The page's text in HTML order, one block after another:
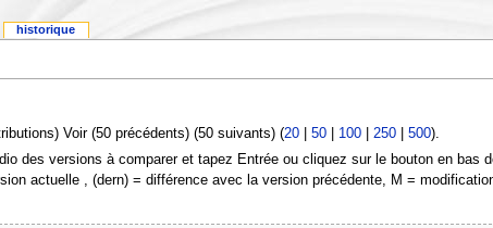
Voir (50 précédents) (50 suivants) (20| 50| 100| 250| 500).
des versions à comparer et tapez Entrée ou cliquez sur le bouton en bas
actuelle , (dern) = différence avec la version précédente, M =
historique